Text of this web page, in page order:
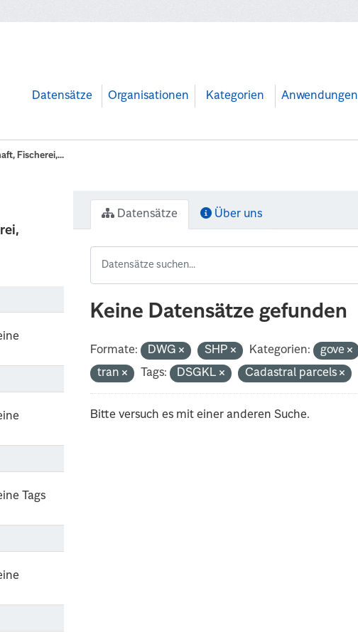
Datensätze Organisationen Kategorien Anwendungen
Fischerei,...
Tags
Datensätze Über uns
Keine Datensätze gefunden
Formate: DWG SHP Kategorien: gove
tran
Tags: DSGKL Cadastral parcels
Bitte versuch es mit einer anderen Suche.